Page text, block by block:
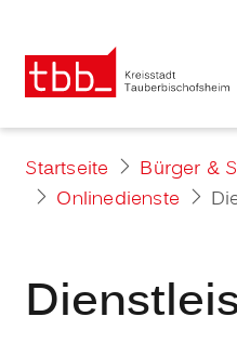
Startseite Bürger &
Onlinedienste